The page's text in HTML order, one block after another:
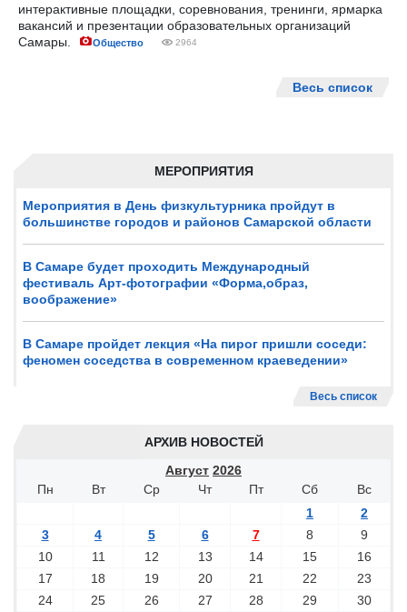
МЕРОПРИЯТИЯ
Мероприятия в День физкультурника пройдут в
большинстве городов и районов Самарской области
В Самаре будет проходить Международный
фестиваль Арт-фотографии «Форма,образ,
воображение»
В Самаре пройдет лекция «На пирог пришли соседи:
феномен соседства в современном краеведении»
Весь список
АРХИВ НОВОСТЕЙ
Август 2026
Пн
Вт Ср Чт Пт Сб
Вс
1
2
3
4 5 6 7 8
9
10
11 12 13 14 15
16
17
18 19 20 21 22
23
24
25 26 27 28 29
30
интерактивные площадки, соревнования, тренинги, ярмарка
вакансий и презентации образовательных организаций
Самары.
Общество 2964
Весь список